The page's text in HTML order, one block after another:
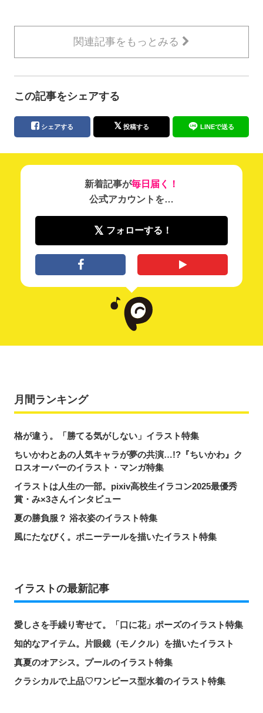
関連記事をもっとみる
この記事をシェアする
シェアする 投稿する LINEで送る
新着記事が毎日届く！
公式アカウントを…
フォローする！
月間ランキング
格が違う。「勝てる気がしない」イラスト特集
ちいかわとあの人気キャラが夢の共演…!?『ちいかわ』ク
ロスオーバーのイラスト・マンガ特集
イラストは人生の一部。pixiv高校生イラコン2025最優秀
賞・み×3さんインタビュー
夏の勝負服？ 浴衣姿のイラスト特集
風にたなびく。ポニーテールを描いたイラスト特集
イラストの最新記事
愛しさを手繰り寄せて。「口に花」ポーズのイラスト特集
知的なアイテム。片眼鏡（モノクル）を描いたイラスト
真夏のオアシス。プールのイラスト特集
クラシカルで上品♡ワンピース型水着のイラスト特集